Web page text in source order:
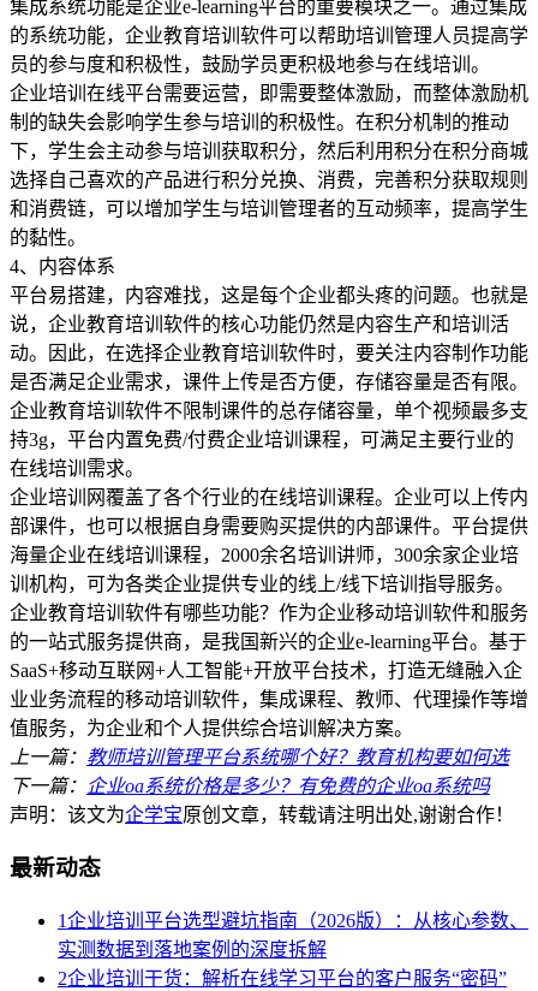
集成系统功能是企业e-learning平台的重要模块之一。通过集成
的系统功能，企业教育培训软件可以帮助培训管理人员提高学
员的参与度和积极性，鼓励学员更积极地参与在线培训。
企业培训在线平台需要运营，即需要整体激励，而整体激励机
制的缺失会影响学生参与培训的积极性。在积分机制的推动
下，学生会主动参与培训获取积分，然后利用积分在积分商城
选择自己喜欢的产品进行积分兑换、消费，完善积分获取规则
和消费链，可以增加学生与培训管理者的互动频率，提高学生
的黏性。
4、内容体系
平台易搭建，内容难找，这是每个企业都头疼的问题。也就是
说，企业教育培训软件的核心功能仍然是内容生产和培训活
动。因此，在选择企业教育培训软件时，要关注内容制作功能
是否满足企业需求，课件上传是否方便，存储容量是否有限。
企业教育培训软件不限制课件的总存储容量，单个视频最多支
持3g，平台内置免费/付费企业培训课程，可满足主要行业的
在线培训需求。
企业培训网覆盖了各个行业的在线培训课程。企业可以上传内
部课件，也可以根据自身需要购买提供的内部课件。平台提供
海量企业在线培训课程，2000余名培训讲师，300余家企业培
训机构，可为各类企业提供专业的线上/线下培训指导服务。
企业教育培训软件有哪些功能？作为企业移动培训软件和服务
的一站式服务提供商，是我国新兴的企业e-learning平台。基于
SaaS+移动互联网+人工智能+开放平台技术，打造无缝融入企
业业务流程的移动培训软件，集成课程、教师、代理操作等增
值服务，为企业和个人提供综合培训解决方案。
上一篇： 教师培训管理平台系统哪个好？教育机构要如何选
下一篇： 企业oa系统价格是多少？有免费的企业oa系统吗
声明：该文为企学宝原创文章，转载请注明出处,谢谢合作！
最新动态
1企业培训平台选型避坑指南（2026版）：从核心参数、
实测数据到落地案例的深度拆解
2企业培训干货：解析在线学习平台的客户服务“密码”